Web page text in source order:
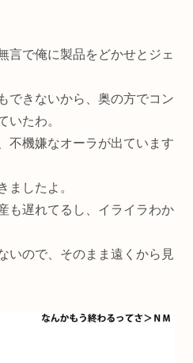
言で俺に製品をどかせとジェ
できないから、奥の方でコン
いたわ。
不機嫌なオーラが出ています
ましたよ。
も遅れてるし、イライラわか
いので、そのまま遠くから見